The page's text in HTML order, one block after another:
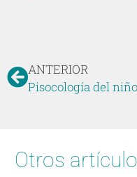
ANTERIOR
Otros